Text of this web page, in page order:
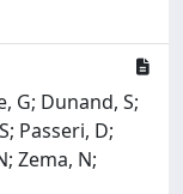
G; Dunand, S;
Passeri, D;
Zema, N;